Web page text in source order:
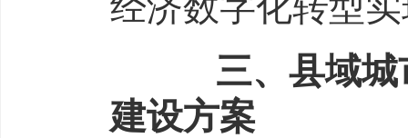
三、县域城
建设方案